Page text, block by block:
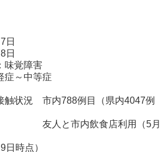
業
覚障害
～中等症
況 市内788例目（県内4047例
市内飲食店利用（5月
日時点）